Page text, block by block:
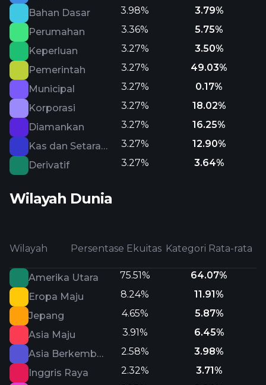
Bahan Dasar
3.98%
3.79%
Perumahan
3.36%
5.75%
Keperluan
3.27%
3.50%
Pemerintah
3.27%
49.03%
Municipal
3.27%
0.17%
Korporasi
3.27%
18.02%
Diamankan
3.27%
16.25%
Kas dan Setara Kas
3.27%
12.90%
Derivatif
3.27% 3.64%
Wilayah Dunia
Wilayah Persentase Ekuitas Kategori Rata-rata
Amerika Utara 75.51%
64.07%
Eropa Maju
8.24%
11.91%
Jepang
4.65%
5.87%
Asia Maju
3.91%
6.45%
Asia Berkembang
2.58%
3.98%
Inggris Raya
2.32%
3.71%